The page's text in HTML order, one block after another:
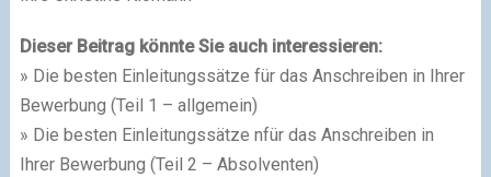
Dieser Beitrag könnte Sie auch interessieren:
» Die besten Einleitungssätze für das Anschreiben in Ihrer
Bewerbung (Teil 1 – allgemein)
» Die besten Einleitungssätze nfür das Anschreiben in
Ihrer Bewerbung (Teil 2 – Absolventen)